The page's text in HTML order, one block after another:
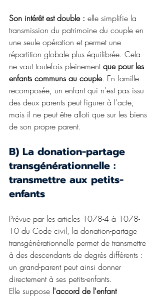
Son intérêt est double : elle simplifie la
transmission du patrimoine du couple en
une seule opération et permet une
répartition globale plus équilibrée. Cela
ne vaut toutefois pleinement que pour les
enfants communs au couple. En famille
recomposée, un enfant qui n'est pas issu
des deux parents peut figurer à l'acte,
mais il ne peut être alloti que sur les biens
de son propre parent.
B) La donation-partage
transgénérationnelle :
transmettre aux petits-
enfants
Prévue par les articles 1078-4 à 1078-
10 du Code civil, la donation-partage
transgénérationnelle permet de transmettre
à des descendants de degrés différents :
un grand-parent peut ainsi donner
directement à ses petits-enfants.
Elle suppose l'accord de l'enfant